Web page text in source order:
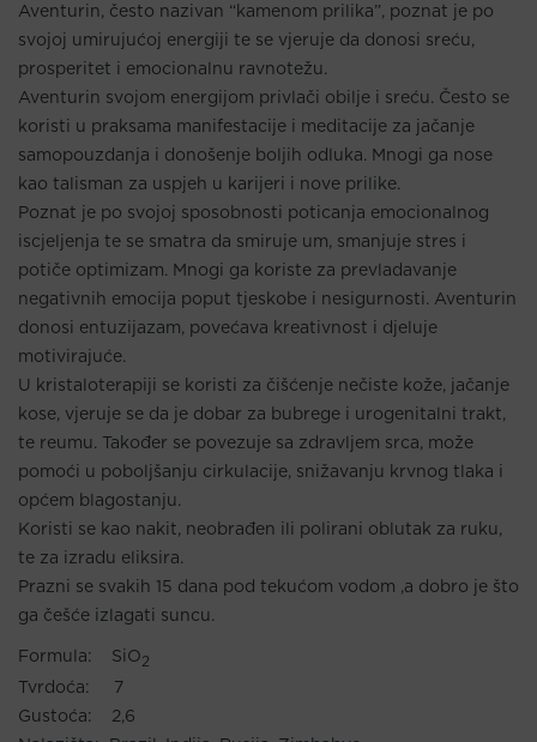
Aventurin, često nazivan “kamenom prilika”, poznat je po
svojoj umirujućoj energiji te se vjeruje da donosi sreću,
prosperitet i emocionalnu ravnotežu.
Aventurin svojom energijom privlači obilje i sreću. Često se
koristi u praksama manifestacije i meditacije za jačanje
samopouzdanja i donošenje boljih odluka. Mnogi ga nose
kao talisman za uspjeh u karijeri i nove prilike.
Poznat je po svojoj sposobnosti poticanja emocionalnog
iscjeljenja te se smatra da smiruje um, smanjuje stres i
potiče optimizam. Mnogi ga koriste za prevladavanje
negativnih emocija poput tjeskobe i nesigurnosti. Aventurin
donosi entuzijazam, povećava kreativnost i djeluje
motivirajuće.
U kristaloterapiji se koristi za čišćenje nečiste kože, jačanje
kose, vjeruje se da je dobar za bubrege i urogenitalni trakt,
te reumu. Također se povezuje sa zdravljem srca, može
pomoći u poboljšanju cirkulacije, snižavanju krvnog tlaka i
općem blagostanju.
Koristi se kao nakit, neobrađen ili polirani oblutak za ruku,
te za izradu eliksira.
Prazni se svakih 15 dana pod tekućom vodom ,a dobro je što
ga češće izlagati suncu.
Formula: SiO2
Tvrdoća: 7
Gustoća: 2,6